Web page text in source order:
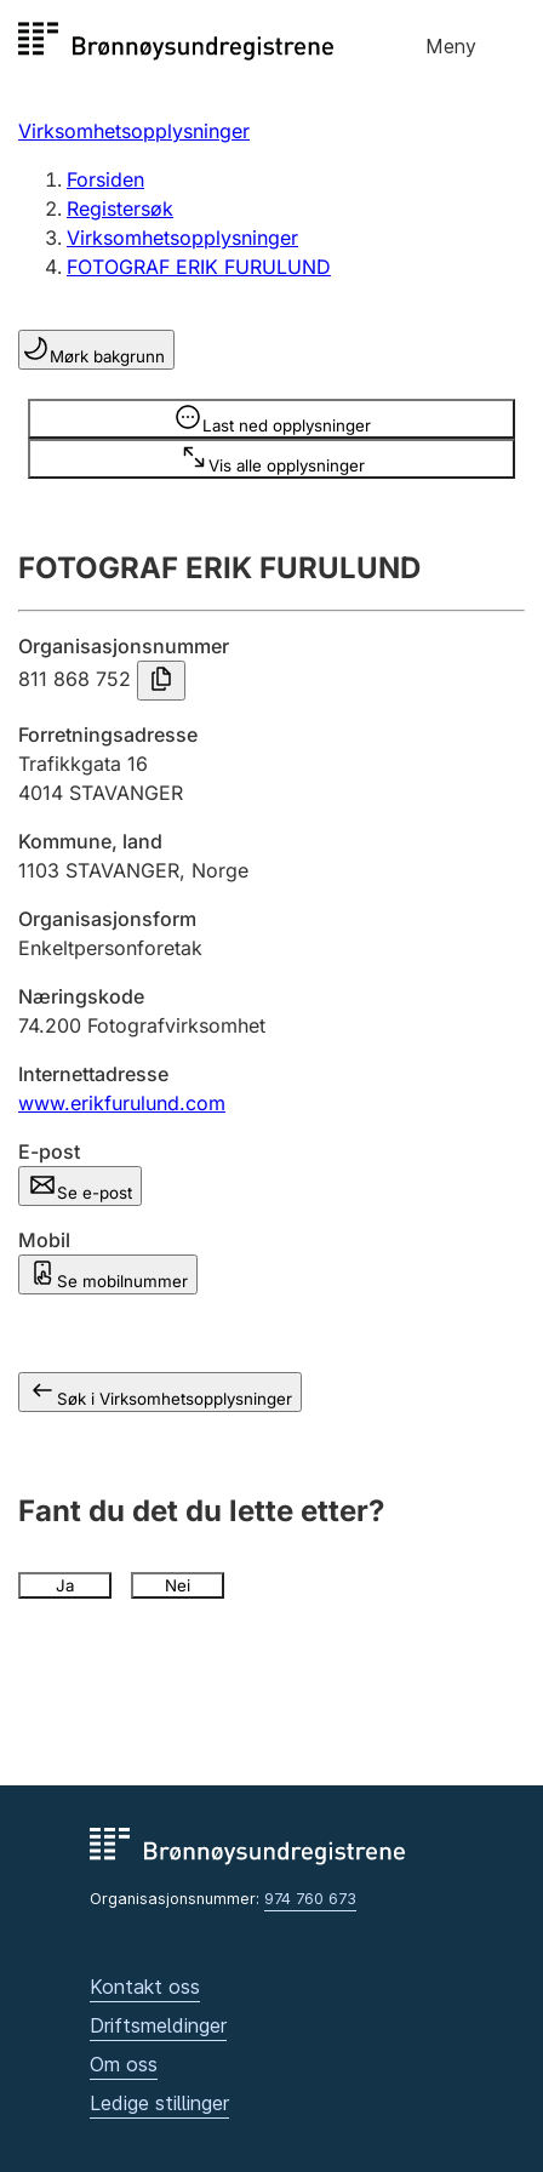
til
Meny
Registersøk
Aksjeselskap
Enkeltpersonforetak
Registrere, endre, slette
Lag og forening
Registrere, endre, slette
Årsregnskap
Innsending og forsinkelsesgebyr
Tinglysing
Jeger
Ektepaktveileder
Offentlig sektor
Andre tema
Virksomhetsopplysninger
Forsiden
Registersøk
Virksomhetsopplysninger
FOTOGRAF ERIK FURULUND
Mørk bakgrunn
Last ned opplysninger
Vis alle opplysninger
Opplysninger er skjult
FOTOGRAF ERIK FURULUND
Organisasjonsnummer
811 868 752
Forretningsadresse
Trafikkgata 16
4014 STAVANGER
Kommune, land
1103 STAVANGER, Norge
Organisasjonsform
Enkeltpersonforetak
Næringskode
74.200 Fotografvirksomhet
Internettadresse
www.erikfurulund.com
E-post
Se e-post
Mobil
Se mobilnummer
Søk i Virksomhetsopplysninger
Fant du det du lette etter?
Ja Nei
Organisasjonsnummer: 974 760 673
Kontakt oss
Driftsmeldinger
Om oss
Ledige stillinger